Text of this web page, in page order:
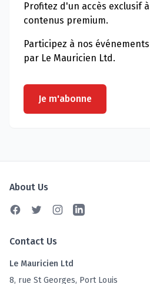
Profitez d'un accès exclusif
contenus premium.
Participez à nos
par Le Mauricien Ltd.
Je m'abonne
About Us
FacebookTwitterInstagramLinkedin
Contact Us
Le Mauricien Ltd
8, rue St Georges, Port Louis